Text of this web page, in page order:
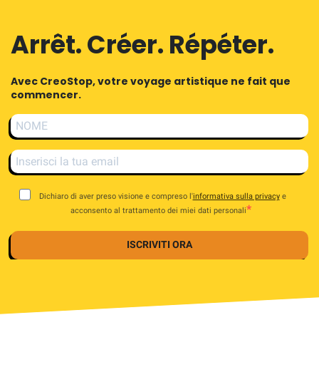
Arrêt. Créer. Répéter.
Avec CreoStop, votre voyage artistique ne fait que
commencer.
Dichiaro di aver preso visione e compreso l'informativa sulla privacye
acconsento al trattamento dei miei dati personali
ISCRIVITI ORA